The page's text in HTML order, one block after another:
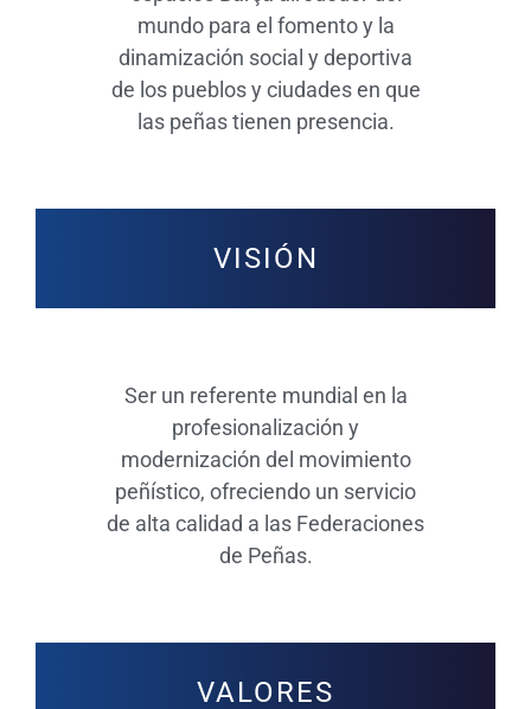
mundo para el fomento y la
dinamización social y deportiva
de los pueblos y ciudades en que
las peñas tienen presencia.
VISIÓN
Ser un referente mundial en la
profesionalización y
modernización del movimiento
peñístico, ofreciendo un servicio
de alta calidad a las Federaciones
de Peñas.
VALORES